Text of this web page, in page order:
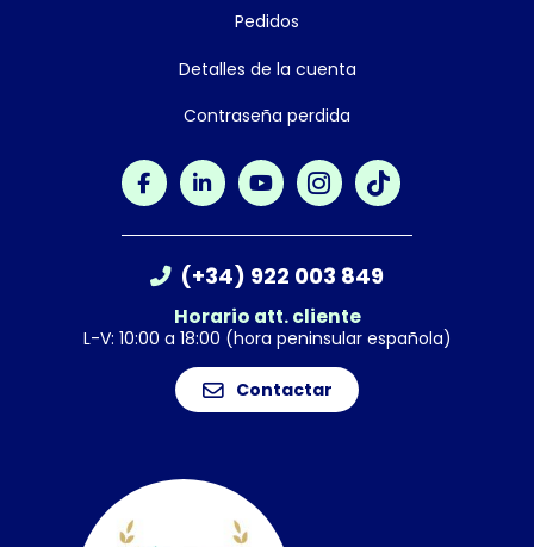
Pedidos
Detalles de la cuenta
Contraseña perdida
(+34) 922 003 849
Horario att. cliente
L-V: 10:00 a 18:00 (hora peninsular española)
Contactar